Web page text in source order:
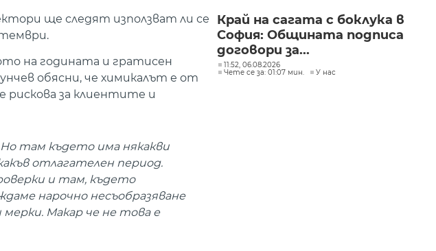
ще следят използват ли се
на годината и гратисен
обясни, че химикалът е от
за клиентите и
Но там където има някакви
отлагателен период.
и там, където
нарочно несъобразяване
Макар че не това е
Край на сагата с боклука в
София: Общината подписа
договори за...
11:52, 06.08.2026
Чете се за: 01:07 мин.
У нас